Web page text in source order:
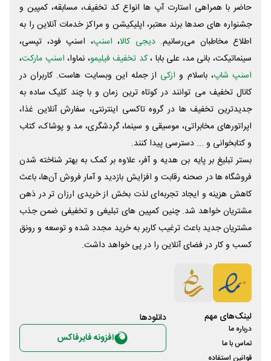
حاضر با همراهی استارت آپ ها انواع کد تخفیف، مسابقه، کمپین و
جشنواره های صدها برند معتبر، اپلیکیشن و مراکز خدمات آنلاین را به
اطلاع مخاطبان می‌رسانیم. دیجی کالا، اسنپ، اسنپ فود، تپسی،
سینماتیکت، بانی مد، علی‌ بابا ،کد تخفیف فیلیمو، نماوا، اسنپ مارکت،
اسنپ شاپ، باسلام و ازکی از جمله این وبسایت ‌هاست. کاربران در
کانال تخفیف می توانند در کوتاه ترین زمان و با چند کلیک ساده به
جدیدترین تخفیف ها در گروه تاکسی اینترنتی، سفارش آنلاین غذا،
اپراتورهای مخابراتی، موسیقی و سینما، گردشگری، مد و پوشاک، کتاب
و کتابخوانی و ... دسترسی پیدا کنند.
بستر تبلیغ بر پایه بن هدیه و آفر، علاوه بر کمک به بهتر شناخته شدن
فروشگاه ها در صحنه رقابت و افزایش بازدید و آمار فروش آن‌ها، باعث
کاهش هزینه و ایجاد تجربه‌ای لذت بخش از خریدی ارزان تر در ذهن
مشتریان خواهد شد. چنین کمپین های تبلیغی و تخفیفی ضمن جذب
مشتریان جدید باعث ترغیب کاربر به خرید مجدد شده و توسعه و رونق
کسب و کار در فضای آنلاین را در پی خواهد داشت.
لینک‌های مهم
درباره ما
تماس با ما
قوانین استفاده
دانلود‌ها
افزونه فایرفاکس